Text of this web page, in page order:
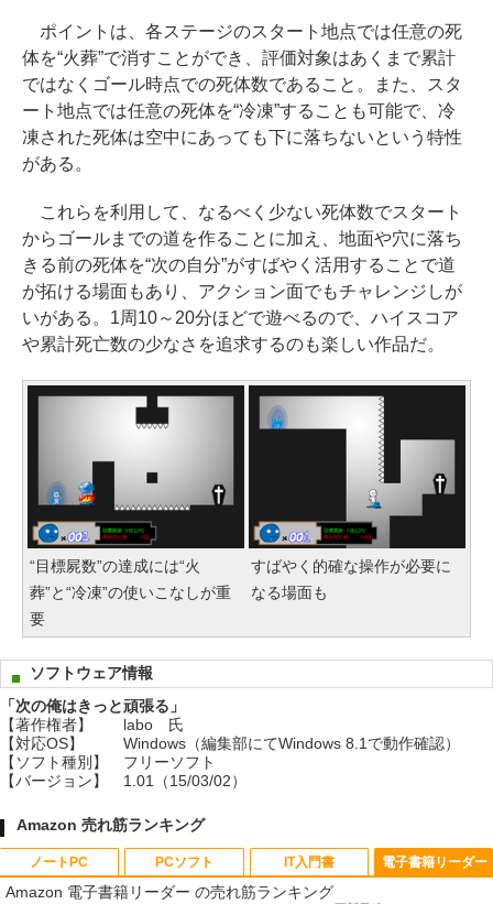
ポイントは、各ステージのスタート地点では任意の死
体を“火葬”で消すことができ、評価対象はあくまで累計
ではなくゴール時点での死体数であること。また、スタ
ート地点では任意の死体を“冷凍”することも可能で、冷
凍された死体は空中にあっても下に落ちないという特性
がある。
これらを利用して、なるべく少ない死体数でスタート
からゴールまでの道を作ることに加え、地面や穴に落ち
きる前の死体を“次の自分”がすばやく活用することで道
が拓ける場面もあり、アクション面でもチャレンジしが
いがある。1周10～20分ほどで遊べるので、ハイスコア
や累計死亡数の少なさを追求するのも楽しい作品だ。
“目標屍数”の達成には“火
葬”と“冷凍”の使いこなしが重
要
すばやく的確な操作が必要に
なる場面も
ソフトウェア情報
「次の俺はきっと頑張る」
【著作権者】
labo 氏
【対応OS】
Windows（編集部にてWindows 8.1で動作確認）
【ソフト種別】
フリーソフト
【バージョン】
1.01（15/03/02）
Amazon 売れ筋ランキング
ノートPC PCソフト IT入門書 電子書籍リーダー
Amazon 電子書籍リーダー の売れ筋ランキング